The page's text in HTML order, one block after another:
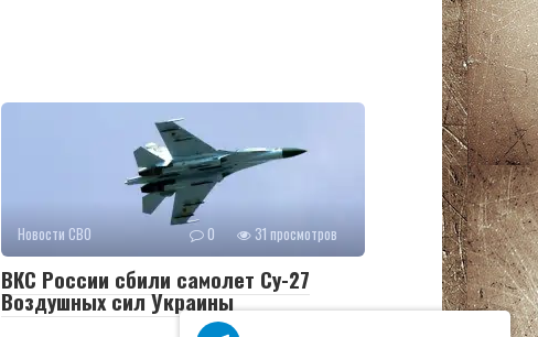
Новости СВО 0 31 просмотров
ВКС России сбили самолет Су-27
Воздушных сил Украины